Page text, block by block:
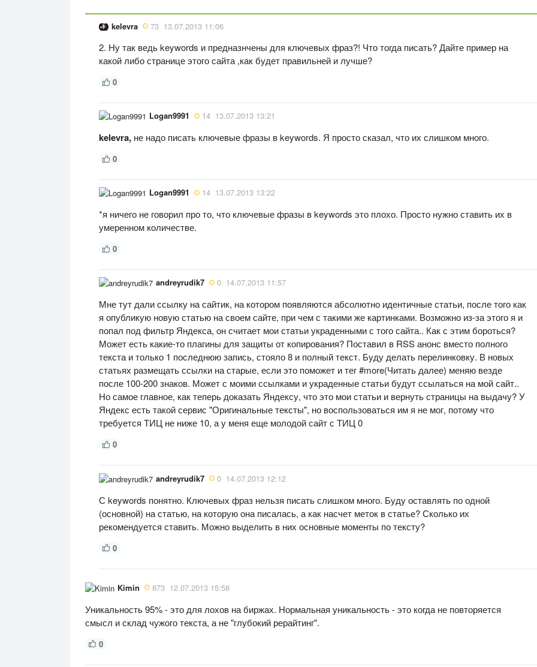
kelevra 73 13.07.2013 11:06
2. Ну так ведь keywords и предназнчены для ключевых фраз?! Что тогда писать? Дайте пример на
какой либо странице этого сайта ,как будет правильней и лучше?
0
Logan9991 14 13.07.2013 13:21
kelevra, не надо писать ключевые фразы в keywords. Я просто сказал, что их слишком много.
0
Logan9991 14 13.07.2013 13:22
*я ничего не говорил про то, что ключевые фразы в keywords это плохо. Просто нужно ставить их в
умеренном количестве.
0
andreyrudik7 0 14.07.2013 11:57
Мне тут дали ссылку на сайтик, на котором появляются абсолютно идентичные статьи, после того как
я опубликую новую статью на своем сайте, при чем с такими же картинками. Возможно из-за этого я и
попал под фильтр Яндекса, он считает мои статьи украденными с того сайта.. Как с этим бороться?
Может есть какие-то плагины для защиты от копирования? Поставил в RSS анонс вместо полного
текста и только 1 последнюю запись, стояло 8 и полный текст. Буду делать перелинковку. В новых
статьях размещать ссылки на старые, если это поможет и тег #more(Читать далее) меняю везде
после 100-200 знаков. Может с моими ссылками и украденные статьи будут ссылаться на мой сайт..
Но самое главное, как теперь доказать Яндексу, что это мои статьи и вернуть страницы на выдачу? У
Яндекс есть такой сервис "Оригинальные тексты", но воспользоваться им я не мог, потому что
требуется ТИЦ не ниже 10, а у меня еще молодой сайт с ТИЦ 0
0
andreyrudik7 0 14.07.2013 12:12
С keywords понятно. Ключевых фраз нельзя писать слишком много. Буду оставлять по одной
(основной) на статью, на которую она писалась, а как насчет меток в статье? Сколько их
рекомендуется ставить. Можно выделить в них основные моменты по тексту?
0
Kimin 873 12.07.2013 15:58
Уникальность 95% - это для лохов на биржах. Нормальная уникальность - это когда не повторяется
смысл и склад чужого текста, а не "глубокий рерайтинг".
0